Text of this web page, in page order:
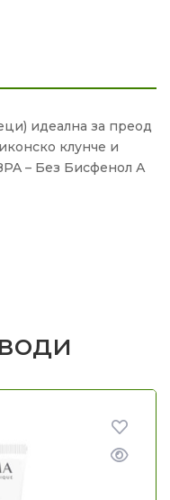
идеална за преод
клунче и
– Без Бисфенол А